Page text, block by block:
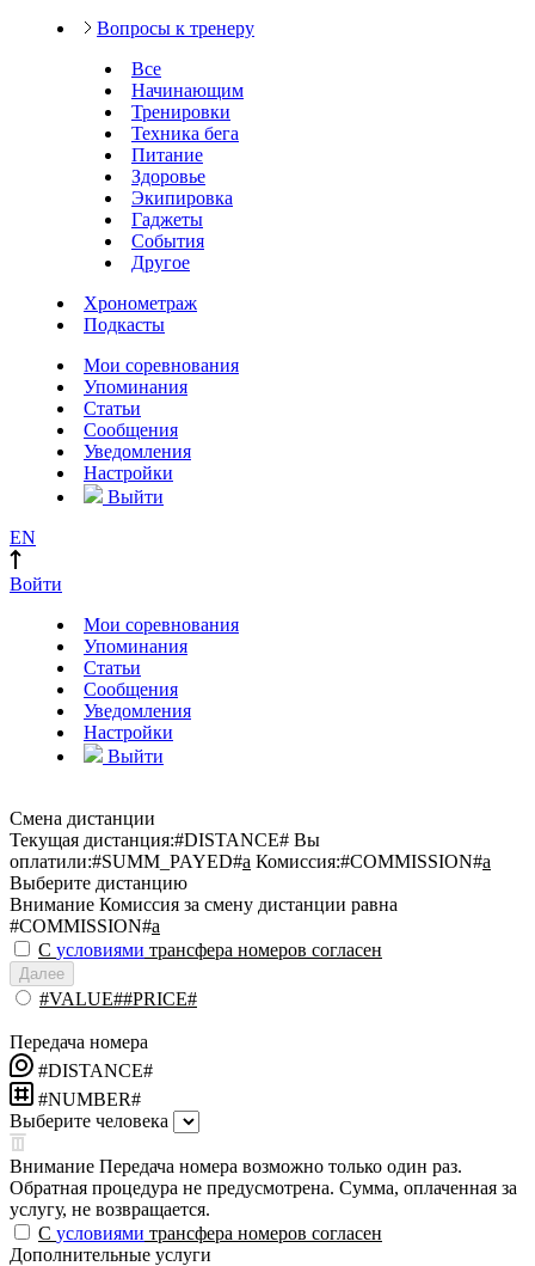
Вопросы к тренеру
Все
Начинающим
Тренировки
Техника бега
Питание
Здоровье
Экипировка
Гаджеты
События
Другое
Хронометраж
Подкасты
Мои соревнования
Упоминания
Статьи
Сообщения
Уведомления
Настройки
Выйти
EN
Войти
Мои соревнования
Упоминания
Статьи
Сообщения
Уведомления
Настройки
Выйти
Смена дистанции
Текущая дистанция:#DISTANCE# Вы
оплатили:#SUMM_PAYED#a Комиссия:#COMMISSION#a
Выберите дистанцию
Внимание Комиссия за смену дистанции равна
#COMMISSION#a
С условиями трансфера номеров согласен
Далее
#VALUE##PRICE#
Передача номера
#DISTANCE#
#NUMBER#
Выберите человека
Внимание Передача номера возможно только один раз.
Обратная процедура не предусмотрена. Сумма, оплаченная за
услугу, не возвращается.
С условиями трансфера номеров согласен
Дополнительные услуги